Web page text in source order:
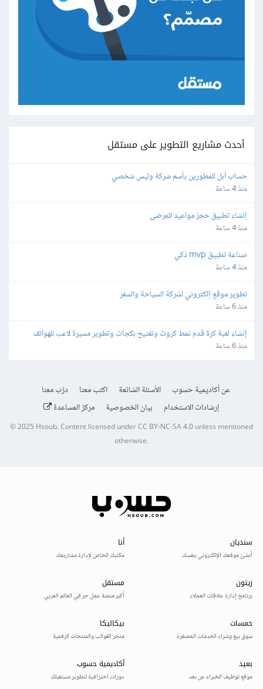
أحدث مشاريع التطوير على مستقل
حساب أبل للمطورين بأسم شركة وليس شخصي
منذ 4 ساعة
إنشاء تطبيق حجز مواعيد للمرضى
منذ 4 ساعة
صناعة تطبيق mvp ذكي
منذ 4 ساعة
تطوير موقع إلكتروني لشركة السياحة والسفر
منذ 6 ساعة
إنشاء لعبة كرة قدم نمط كروت وتفتيح بكجات وتطوير مسيرة لاعب للهواتف
منذ 6 ساعة
عن أكاديمية حسوب الأسئلة الشائعة اكتب معنا
درّب معنا
إرشادات الاستخدام
بيان الخصوصية مركز المساعدة
© 2025 Hsoub.Content licensed underCC BY-NC-SA 4.0unless mentioned
otherwise.